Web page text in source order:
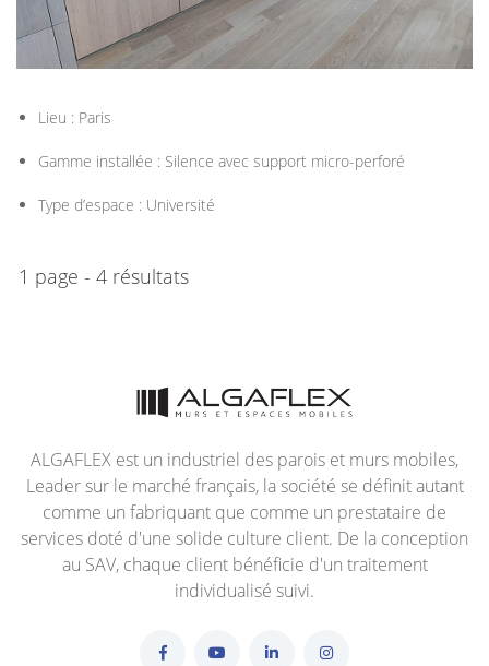
Lieu : Paris
Gamme installée : Silence avec support micro-perforé
Type d’espace : Université
1 page - 4 résultats
ALGAFLEX est un industriel des parois et murs mobiles,
Leader sur le marché français, la société se définit autant
comme un fabriquant que comme un prestataire de
services doté d'une solide culture client. De la conception
au SAV, chaque client bénéficie d'un traitement
individualisé suivi.